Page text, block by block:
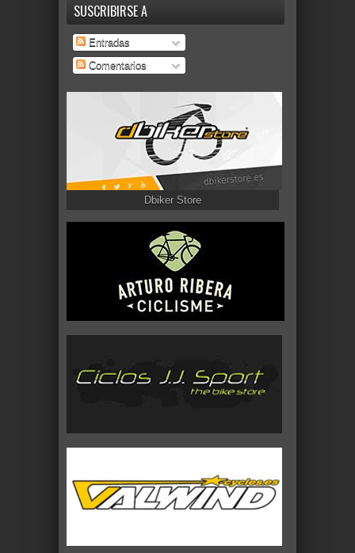
SUSCRIBIRSE A
Entradas
Comentarios
Dbiker Store